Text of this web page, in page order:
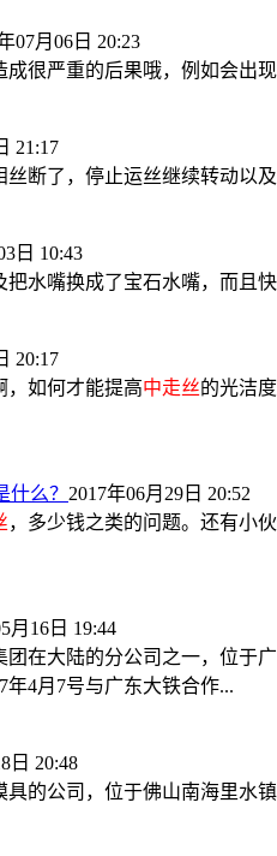
07月06日 20:23
很严重的后果哦，例如会出
21:17
断了，停止运丝继续转动以
日 10:43
水嘴换成了宝石水嘴，而且
20:17
，如何才能提高中走丝的光洁
么？ 2017年06月29日 20:52
，多少钱之类的问题。还有小
月16日 19:44
在大陆的分公司之一，位
4月7号与广东大铁合作...
日 20:48
的公司，位于佛山南海里水